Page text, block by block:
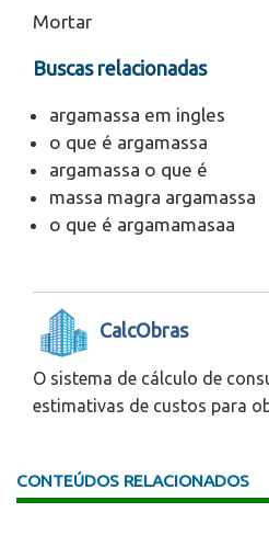
Mortar
Buscas relacionadas
argamassa em ingles
o que é argamassa
argamassa o que é
massa magra argamassa
o que é argamamasaa
CalcObras
O sistema de cálculo de
estimativas de custos para
CONTEÚDOS RELACIONADOS